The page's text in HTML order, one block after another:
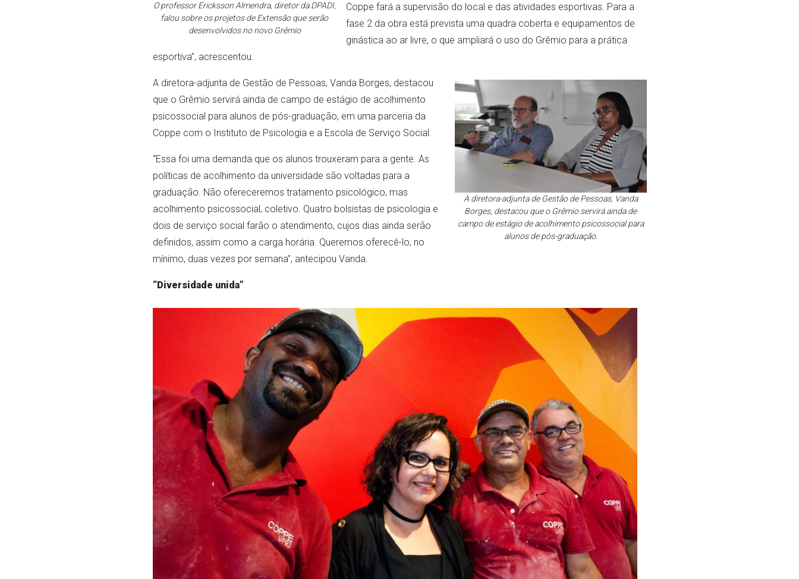
O professor Ericksson Almendra, diretor da DPADI,
falou sobre os projetos de Extensão que serão
desenvolvidos no novo Grêmio
Coppe fará a supervisão do local e das atividades esportivas. Para a
fase 2 da obra está prevista uma quadra coberta e equipamentos de
ginástica ao ar livre, o que ampliará o uso do Grêmio para a prática
esportiva”, acrescentou.
A diretora-adjunta de Gestão de Pessoas, Vanda
Borges, destacou que o Grêmio servirá ainda de
campo de estágio de acolhimento psicossocial para
alunos de pós-graduação.
A diretora-adjunta de Gestão de Pessoas, Vanda Borges, destacou
que o Grêmio servirá ainda de campo de estágio de acolhimento
psicossocial para alunos de pós-graduação, em uma parceria da
Coppe com o Instituto de Psicologia e a Escola de Serviço Social.
“Essa foi uma demanda que os alunos trouxeram para a gente. As
políticas de acolhimento da universidade são voltadas para a
graduação. Não ofereceremos tratamento psicológico, mas
acolhimento psicossocial, coletivo. Quatro bolsistas de psicologia e
dois de serviço social farão o atendimento, cujos dias ainda serão
definidos, assim como a carga horária. Queremos oferecê-lo, no
mínimo, duas vezes por semana”, antecipou Vanda.
“Diversidade unida”